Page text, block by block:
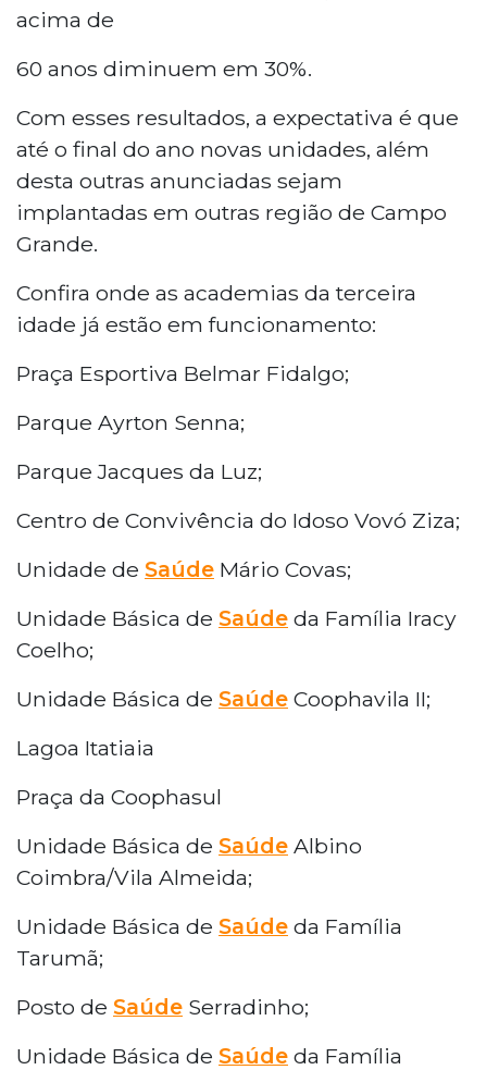
acima de
60 anos diminuem em 30%.
Com esses resultados, a expectativa é que
até o final do ano novas unidades, além
desta outras anunciadas sejam
implantadas em outras região de Campo
Grande.
Confira onde as academias da terceira
idade já estão em funcionamento:
Praça Esportiva Belmar Fidalgo;
Parque Ayrton Senna;
Parque Jacques da Luz;
Centro de Convivência do Idoso Vovó Ziza;
Unidade de Saúde Mário Covas;
Unidade Básica de Saúde da Família Iracy
Coelho;
Unidade Básica de Saúde Coophavila II;
Lagoa Itatiaia
Praça da Coophasul
Unidade Básica de Saúde Albino
Coimbra/Vila Almeida;
Unidade Básica de Saúde da Família
Tarumã;
Posto de Saúde Serradinho;
Unidade Básica de Saúde da Família